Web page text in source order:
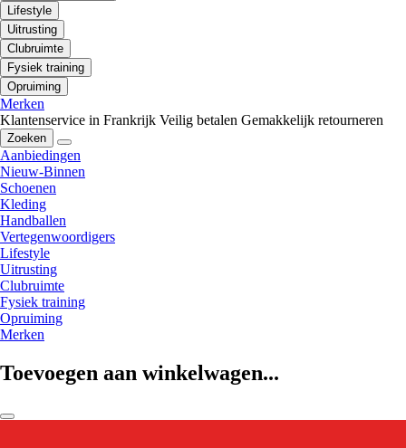
Lifestyle
Uitrusting
Clubruimte
Fysiek training
Opruiming
Merken
Klantenservice in Frankrijk Veilig betalen Gemakkelijk retourneren
Zoeken
Aanbiedingen
Nieuw-Binnen
Schoenen
Kleding
Handballen
Vertegenwoordigers
Lifestyle
Uitrusting
Clubruimte
Fysiek training
Opruiming
Merken
Toevoegen aan winkelwagen...